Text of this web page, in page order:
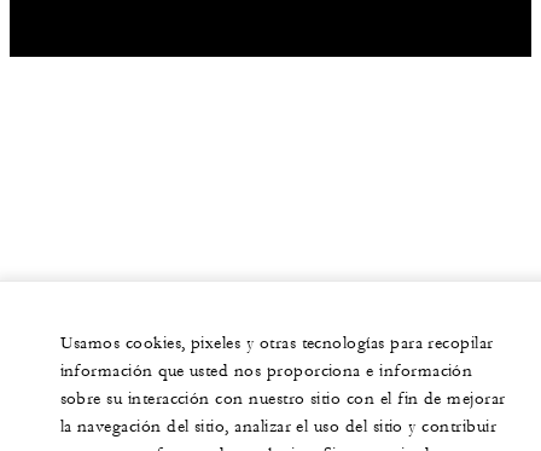
Usamos cookies, pixeles y otras tecnologías para recopilar
información que usted nos proporciona e información
sobre su interacción con nuestro sitio con el fin de mejorar
la navegación del sitio, analizar el uso del sitio y contribuir